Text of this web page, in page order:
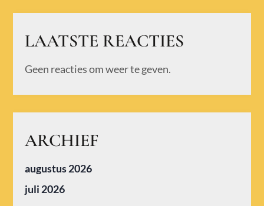
LAATSTE REACTIES
Geen reacties om weer te geven.
ARCHIEF
augustus 2026
juli 2026